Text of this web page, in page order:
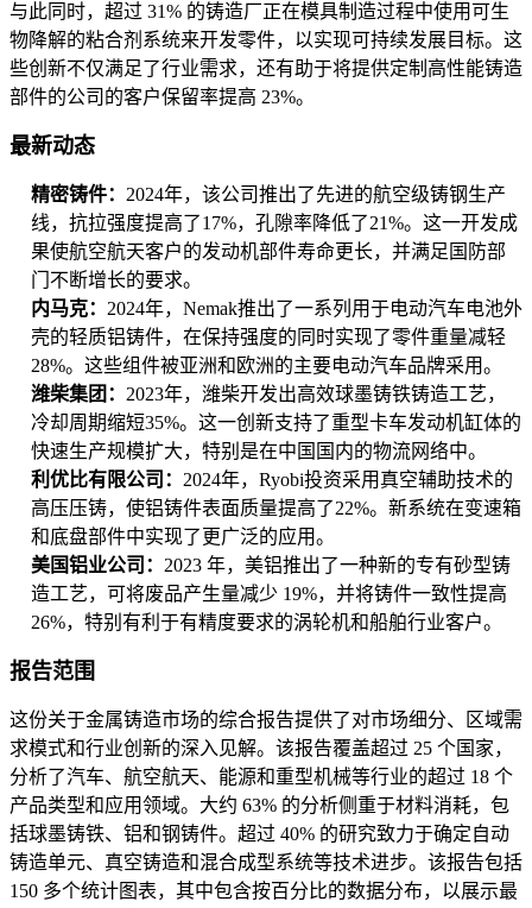
与此同时，超过 31% 的铸造厂正在模具制造过程中使用可生
物降解的粘合剂系统来开发零件，以实现可持续发展目标。这
些创新不仅满足了行业需求，还有助于将提供定制高性能铸造
部件的公司的客户保留率提高 23%。
最新动态
精密铸件： 2024年，该公司推出了先进的航空级铸钢生产
线，抗拉强度提高了17%，孔隙率降低了21%。这一开发成
果使航空航天客户的发动机部件寿命更长，并满足国防部
门不断增长的要求。
内马克： 2024年，Nemak推出了一系列用于电动汽车电池外
壳的轻质铝铸件，在保持强度的同时实现了零件重量减轻
28%。这些组件被亚洲和欧洲的主要电动汽车品牌采用。
潍柴集团： 2023年，潍柴开发出高效球墨铸铁铸造工艺，
冷却周期缩短35%。这一创新支持了重型卡车发动机缸体的
快速生产规模扩大，特别是在中国国内的物流网络中。
利优比有限公司： 2024年，Ryobi投资采用真空辅助技术的
高压压铸，使铝铸件表面质量提高了22%。新系统在变速箱
和底盘部件中实现了更广泛的应用。
美国铝业公司： 2023 年，美铝推出了一种新的专有砂型铸
造工艺，可将废品产生量减少 19%，并将铸件一致性提高
26%，特别有利于有精度要求的涡轮机和船舶行业客户。
报告范围
这份关于金属铸造市场的综合报告提供了对市场细分、区域需
求模式和行业创新的深入见解。该报告覆盖超过 25 个国家，
分析了汽车、航空航天、能源和重型机械等行业的超过 18 个
产品类型和应用领域。大约 63% 的分析侧重于材料消耗，包
括球墨铸铁、铝和钢铸件。超过 40% 的研究致力于确定自动
铸造单元、真空铸造和混合成型系统等技术进步。该报告包括
150 多个统计图表，其中包含按百分比的数据分布，以展示最